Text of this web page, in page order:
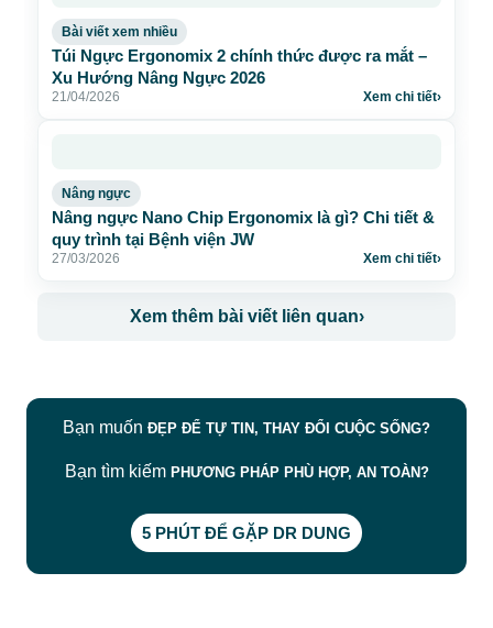
Bài viết xem nhiều
Túi Ngực Ergonomix 2 chính thức được ra mắt –
Xu Hướng Nâng Ngực 2026
21/04/2026 Xem chi tiết›
Nâng ngực
Nâng ngực Nano Chip Ergonomix là gì? Chi tiết &
quy trình tại Bệnh viện JW
27/03/2026 Xem chi tiết›
Xem thêm bài viết liên quan›
Bạn muốn ĐẸP ĐỂ TỰ TIN, THAY ĐỔI CUỘC SỐNG?
Bạn tìm kiếm PHƯƠNG PHÁP PHÙ HỢP, AN TOÀN?
5 PHÚT ĐỂ GẶP DR DUNG